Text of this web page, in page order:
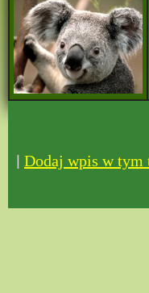
| Dodaj wpis w tym